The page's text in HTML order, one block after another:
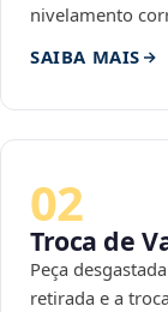
nivelamento
SAIBA MAIS
02
Troca de
Peça
retirada e a